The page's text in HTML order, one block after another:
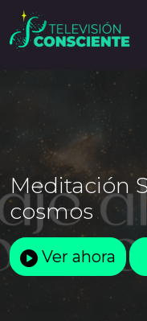
Meditación
cosmos
Ver ahora